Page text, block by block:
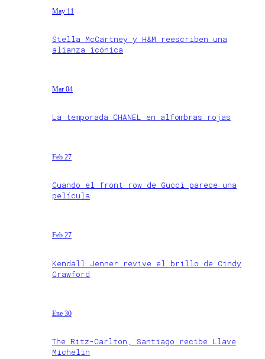
May 11
Stella McCartney y H&M reescriben una
alianza icónica
Mar 04
La temporada CHANEL en alfombras rojas
Feb 27
Cuando el front row de Gucci parece una
película
Feb 27
Kendall Jenner revive el brillo de Cindy
Crawford
Ene 30
The Ritz-Carlton, Santiago recibe Llave
Michelin